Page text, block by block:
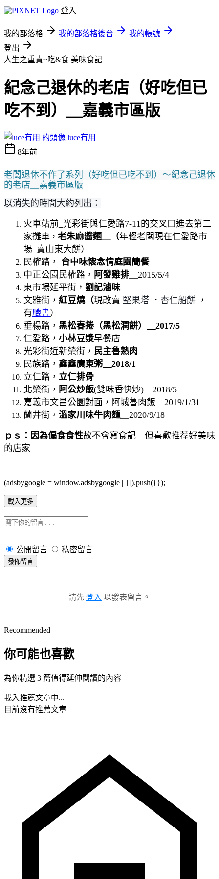
登入
我的部落格 我的部落格後台
我的帳號
登出
人生之重責~吃&食 美味食記
紀念己退休的老店（好吃但已
吃不到）＿嘉義市區版
luce有用
8年前
老闆退休不作了系列（好吃但已吃不到 ）～紀念己退休
的老店＿嘉義市區版
以消失的時間大約列出：
火車站前_光彩街與仁愛路7-11的交叉口進去第二
家攤車 ， 老朱麻醬麵＿（年輕老闆現在仁愛路市
場_賣山東大餅）
民權路， 台中味懷念情庭園簡餐
中正公園民權路， 阿發雞排 ＿2015/5/4
東市場延平街， 劉記滷味
文雅街， 紅豆燒（現改賣 堅果塔 ． 杏仁船餅 ，
有臉書）
垂楊路， 黑松春捲（黑松潤餅）＿2017/5
仁愛路， 小林豆漿早餐店
光彩街近新榮街， 民主魯熟肉
民族路， 鑫鑫廣東粥＿2018/1
立仁路， 立仁排骨
北榮街， 阿公炒飯(雙味香快炒)＿2018/5
嘉義市文昌公園對面，阿城魯肉飯＿2019/1/31
蘭井街， 溫家川味牛肉麵 ＿2020/9/18
ｐｓ：因為偏食食性故不會寫食記＿但喜歡推荐好美味
的店家
(adsbygoogle = window.adsbygoogle || []).push({});
載入更多
公開留言 私密留言
發佈留言
請先 登入 以發表留言。
Recommended
你可能也喜歡
為你精選 3 篇值得延伸閱讀的內容
載入推薦文章中...
目前沒有推薦文章